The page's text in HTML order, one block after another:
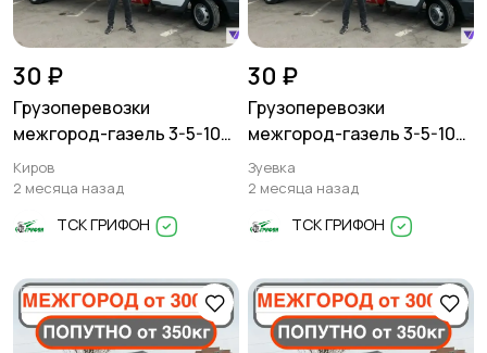
30 ₽
Грузоперевозки
межгород-газель 3-5-10
тонн
Киров
2 месяца назад
ТСК ГРИФОН
30 ₽
Грузоперевозки
межгород-газель 3-5-10
тонн
Зуевка
2 месяца назад
ТСК ГРИФОН